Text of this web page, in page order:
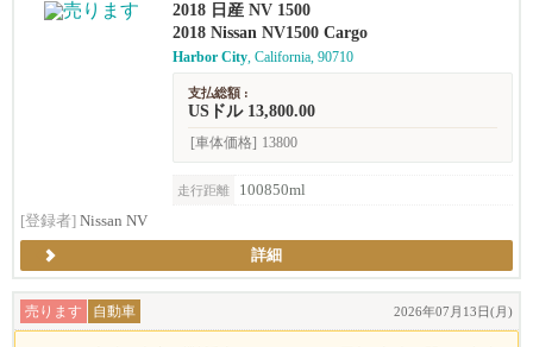
2018 日産 NV 1500
2018 Nissan NV1500 Cargo
Harbor City, California, 90710
支払総額 :
USドル 13,800.00
[車体価格] 13800
走行距離
100850ml
[登録者] Nissan NV
詳細
売ります 自動車 2026年07月13日(月)